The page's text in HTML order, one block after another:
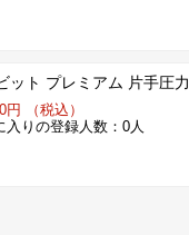
ット プレミアム 片手圧
円 （税込）
入りの登録人数：0人